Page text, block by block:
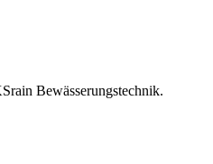
Bewässerungstechnik.